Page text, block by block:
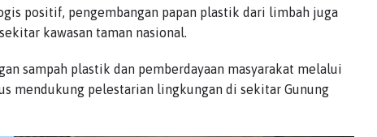
positif, pengembangan papan plastik dari limbah juga
kawasan taman nasional.
sampah plastik dan pemberdayaan masyarakat melalui
mendukung pelestarian lingkungan di sekitar Gunung